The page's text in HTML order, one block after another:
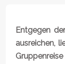
Entgegen
ausreichen,